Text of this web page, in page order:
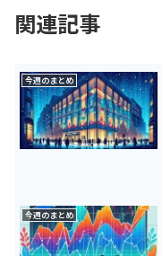
関連記事
今週のまとめ
今週のまとめ